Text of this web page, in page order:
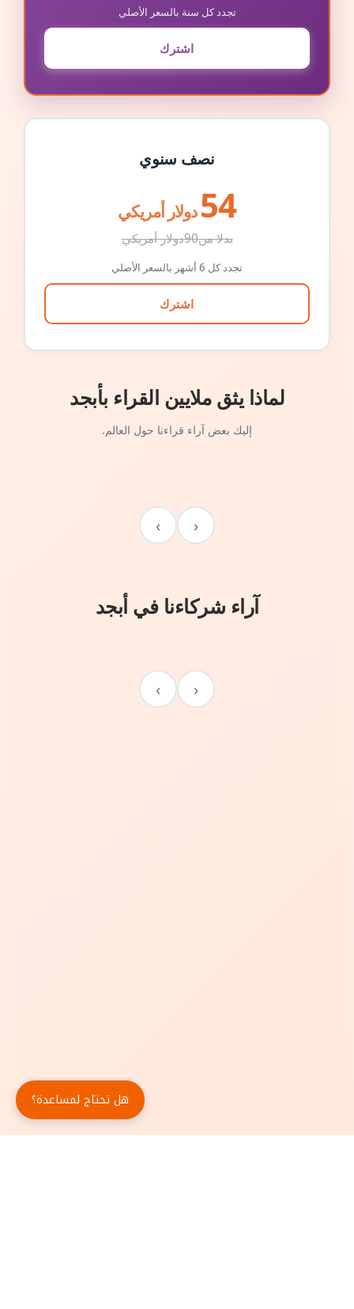
تجدد كل سنة بالسعر الأصلي
اشترك
نصف سنوي
54 دولار أمريكي
بدلا من90دولار أمريكي
تجدد كل 6 أشهر بالسعر الأصلي
اشترك
لماذا يثق ملايين القراء بأبجد
إليك بعض آراء قراءنا حول العالم.
‹
›
آراء شركاءنا في أبجد
‹
›
هل تحتاج لمساعدة؟